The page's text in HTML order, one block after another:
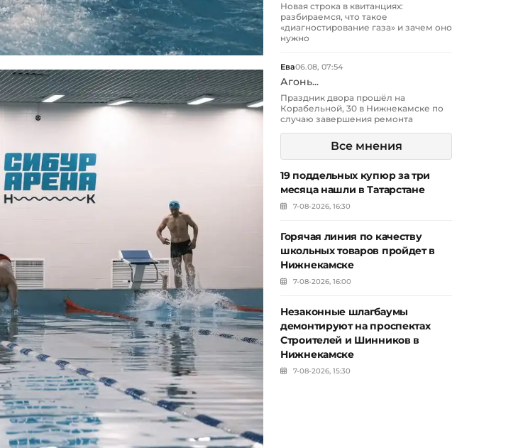
Новая строка в квитанциях:
разбираемся, что такое
«диагностирование газа» и зачем оно
нужно
Ева06.08, 07:54
Агонь...
Праздник двора прошёл на
Корабельной, 30 в Нижнекамске по
случаю завершения ремонта
Все мнения
19 поддельных купюр за три
месяца нашли в Татарстане
7-08-2026, 16:30
Горячая линия по качеству
школьных товаров пройдет в
Нижнекамске
7-08-2026, 16:00
Незаконные шлагбаумы
демонтируют на проспектах
Строителей и Шинников в
Нижнекамске
7-08-2026, 15:30